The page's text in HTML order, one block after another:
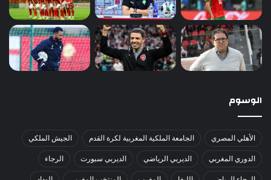
الوسوم
الأهلي المصري الجامعة الملكية المغربية لكرة القدم الجيش الملكي
الدوري المغربي الديربي الرياضي الديربي سبورت الرجاء